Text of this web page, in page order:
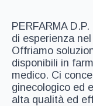
PERFARMA
di esperienza
Offriamo
disponibili in
medico. Ci
ginecologico ed
alta qualità ed